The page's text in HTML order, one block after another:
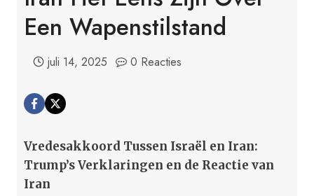
Een Wapenstilstand
juli 14, 2025 0 Reacties
Vredesakkoord Tussen Israël en Iran:
Trump’s Verklaringen en de Reactie van
Iran